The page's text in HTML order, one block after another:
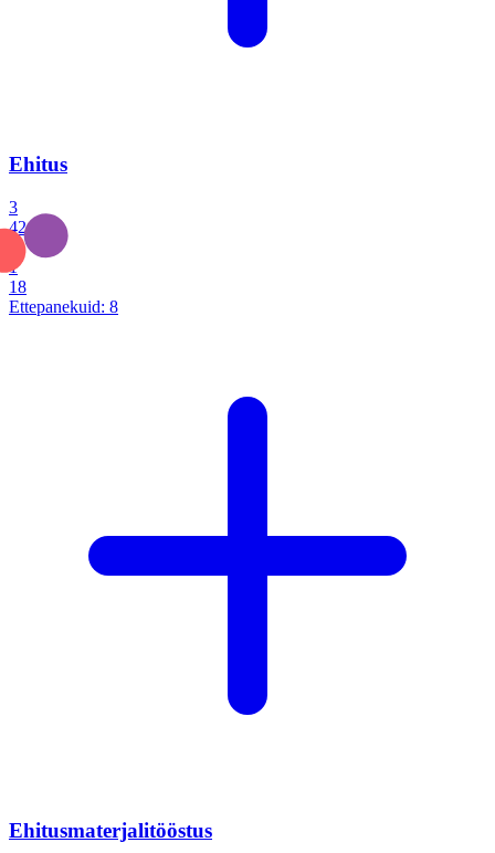
Ehitus
3
42
1
18
Ettepanekuid: 8
Ehitusmaterjalitööstus